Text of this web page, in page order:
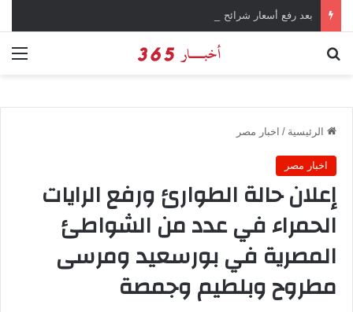
الرئيسية / اخبار مصر
اخبار مصر
إعلان حالة الطوارئ ورفع الرايات
الحمراء في عدد من الشواطئ
المصرية في بورسعيد ومرسى
مطروح وبلطيم وجمصة